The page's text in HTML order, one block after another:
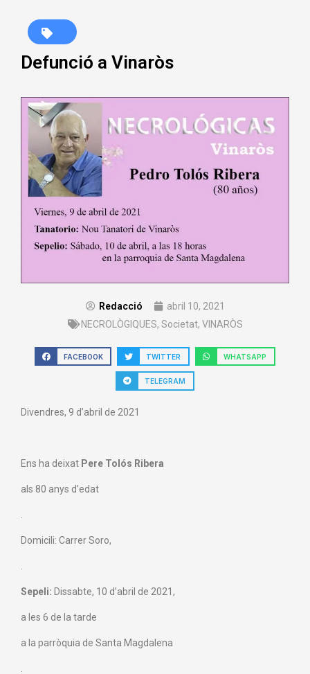
Defunció a Vinaròs
Redacció
abril 10, 2021
NECROLÒGIQUES, Societat, VINARÒS
FACEBOOK TWITTER WHATSAPP
TELEGRAM
Divendres, 9 d’abril de 2021
Ens ha deixat Pere Tolós Ribera
als 80 anys d’edat
Domicili: Carrer Soro,
Sepeli: Dissabte, 10 d’abril de 2021,
a les 6 de la tarde
a la parròquia de Santa Magdalena